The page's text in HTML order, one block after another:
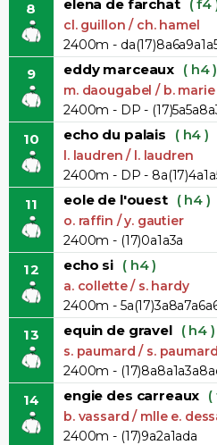
8 elena de farchat ( f4
cl. guillon / ch. hamel
2400m -
9 eddy marceaux ( h4 )
m. daougabel / b. marie
2400m - DP -
10 echo du palais ( h4 )
l. laudren / l. laudren
2400m - DP -
11 eole de l'ouest ( h4 )
o. raffin / y. gautier
2400m - (17)0a1a3a
12 echo si ( h4 )
a. collette / s. hardy
2400m -
13 equin de gravel ( h4 )
s. paumard / s. paumard
2400m -
14 engie des carreaux (
b. vassard / mlle e.
2400m - (17)9a2a1ada